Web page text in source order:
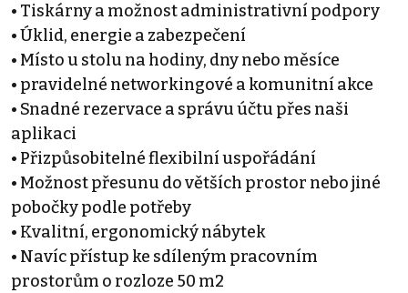
• Tiskárny a možnost administrativní podpory
• Úklid, energie a zabezpečení
• Místo u stolu na hodiny, dny nebo měsíce
• pravidelné networkingové a komunitní akce
• Snadné rezervace a správu účtu přes naši
aplikaci
• Přizpůsobitelné flexibilní uspořádání
• Možnost přesunu do větších prostor nebo jiné
pobočky podle potřeby
• Kvalitní, ergonomický nábytek
• Navíc přístup ke sdíleným pracovním
prostorům o rozloze 50 m2